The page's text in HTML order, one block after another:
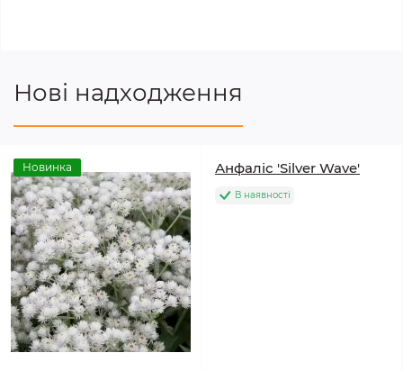
Нові надходження
Новинка Анфаліс 'Silver Wave'
В наявності